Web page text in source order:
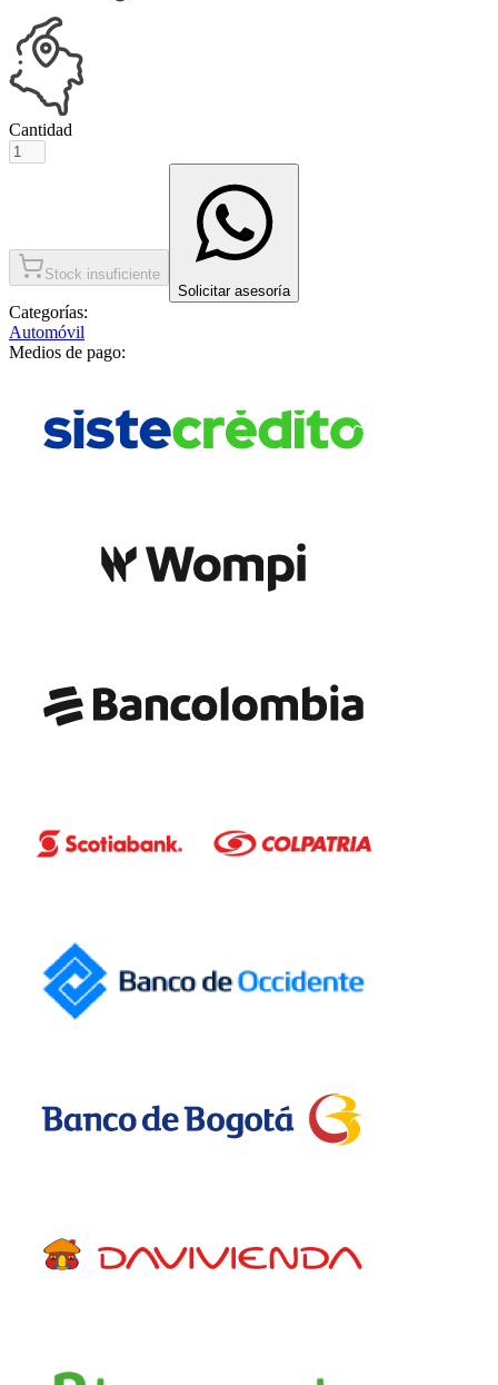
Cantidad
Stock insuficiente
Solicitar asesoría
Categorías:
Automóvil
Medios de pago: